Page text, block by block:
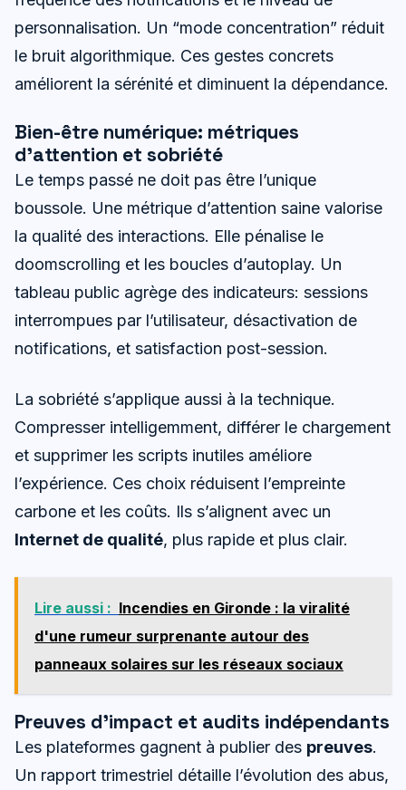
personnalisation. Un “mode concentration” réduit
le bruit algorithmique. Ces gestes concrets
améliorent la sérénité et diminuent la dépendance.
Bien-être numérique: métriques
d’attention et sobriété
Le temps passé ne doit pas être l’unique
boussole. Une métrique d’attention saine valorise
la qualité des interactions. Elle pénalise le
doomscrolling et les boucles d’autoplay. Un
tableau public agrège des indicateurs: sessions
interrompues par l’utilisateur, désactivation de
notifications, et satisfaction post-session.
La sobriété s’applique aussi à la technique.
Compresser intelligemment, différer le chargement
et supprimer les scripts inutiles améliore
l’expérience. Ces choix réduisent l’empreinte
carbone et les coûts. Ils s’alignent avec un
Internet de qualité, plus rapide et plus clair.
Lire aussi : Incendies en Gironde : la viralité
d'une rumeur surprenante autour des
panneaux solaires sur les réseaux sociaux
Preuves d’impact et audits indépendants
Les plateformes gagnent à publier des preuves.
Un rapport trimestriel détaille l’évolution des abus,